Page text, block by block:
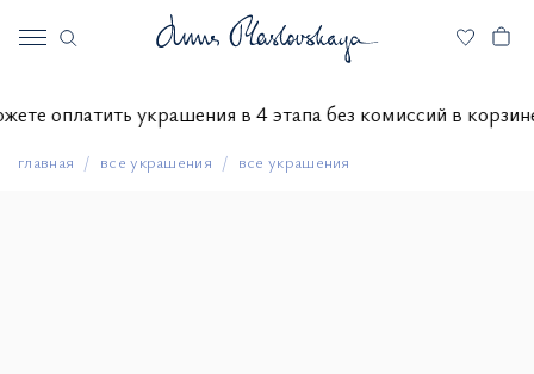
можете оплатить украшения в 4 этапа без комиссий в
главная все украшения все украшения